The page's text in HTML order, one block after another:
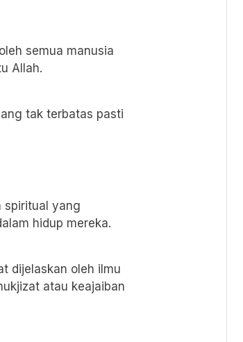
semua manusia
Allah.
tak terbatas pasti
spiritual yang
hidup mereka.
dijelaskan oleh ilmu
atau keajaiban